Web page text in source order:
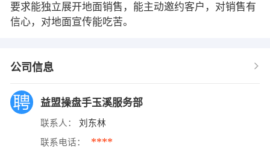
要求能独立展开地面销售，能主动邀约客户，对销售有
信心，对地面宣传能吃苦。
公司信息
益盟操盘手玉溪服务部
联系人： 刘东林
联系电话： ****